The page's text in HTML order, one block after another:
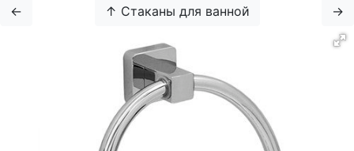
← ↑ Стаканы для ванной →